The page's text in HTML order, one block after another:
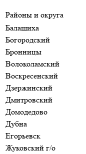
Районы и округа
Балашиха
Богородский
Бронницы
Волоколамский
Воскресенский
Дзержинский
Дмитровский
Домодедово
Дубна
Егорьевск
Жуковский г/о